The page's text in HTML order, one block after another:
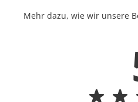
Mehr dazu, wie wir unsere